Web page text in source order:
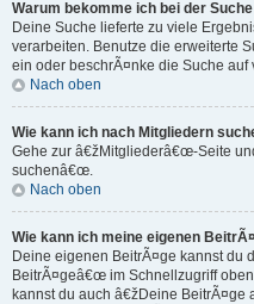
Warum bekomme ich bei der
Deine Suche lieferte zu viele
verarbeiten. Benutze die erweiterte
ein oder beschrÃ¤nke die Suche
Nach oben
Wie kann ich nach Mitgliedern
Gehe zur â€žMitgliederâ€œ-Seite
suchenâ€œ.
Nach oben
Wie kann ich meine eigenen
Deine eigenen BeitrÃ¤ge kannst du
BeitrÃ¤geâ€œ im Schnellzugriff
kannst du auch â€žDeine